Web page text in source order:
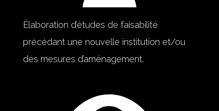
Élaboration d’études de faisabilité
précédant une nouvelle institution et/ou
des mesures d’aménagement.